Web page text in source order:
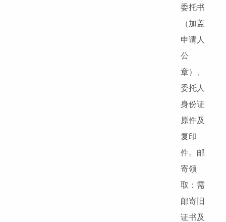
委托书
（加盖
申请人
公
章）、
委托人
身份证
原件及
复印
件。邮
寄领
取：需
邮寄旧
证书及